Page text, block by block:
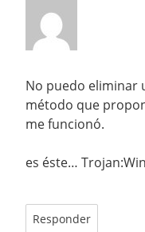
No puedo eliminar
método que
me funcionó.
es éste…
Responder